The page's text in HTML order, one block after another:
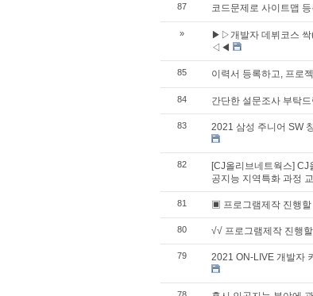
87 코드문제로 사이트맵
»
▶▷개발자 데뷔코스 싹
◁◀
85 이력서 등록하고, 프로
84 간단한 설문조사 부탁
83 2021 삼성 주니어 SW
82
[CJ올리브네트웍스] CJ
공지능 지역특화 과정
81 ▣ 프로그램제작 진행
80 √√ 프로그램제작 진행
79 2021 ON-LIVE 개발자